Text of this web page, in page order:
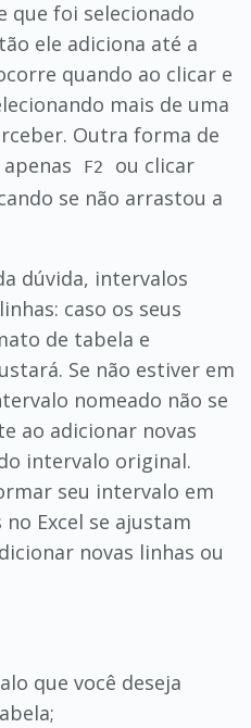
que foi selecionado
ele adiciona até a
quando ao clicar e
mais de uma
Outra forma de
F2
ou clicar
se não arrastou a
dúvida, intervalos
caso os seus
de tabela e
Se não estiver em
nomeado não se
ao adicionar novas
intervalo original.
seu intervalo em
Excel se ajustam
novas linhas ou
que você deseja